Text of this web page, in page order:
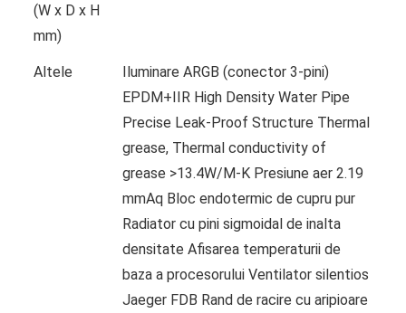
(W x D x H
mm)
Altele
Iluminare ARGB (conector 3-pini)
EPDM+IIR High Density Water Pipe
Precise Leak-Proof Structure Thermal
grease, Thermal conductivity of
grease >13.4W/M-K Presiune aer 2.19
mmAq Bloc endotermic de cupru pur
Radiator cu pini sigmoidal de inalta
densitate Afisarea temperaturii de
baza a procesorului Ventilator silentios
Jaeger FDB Rand de racire cu aripioare